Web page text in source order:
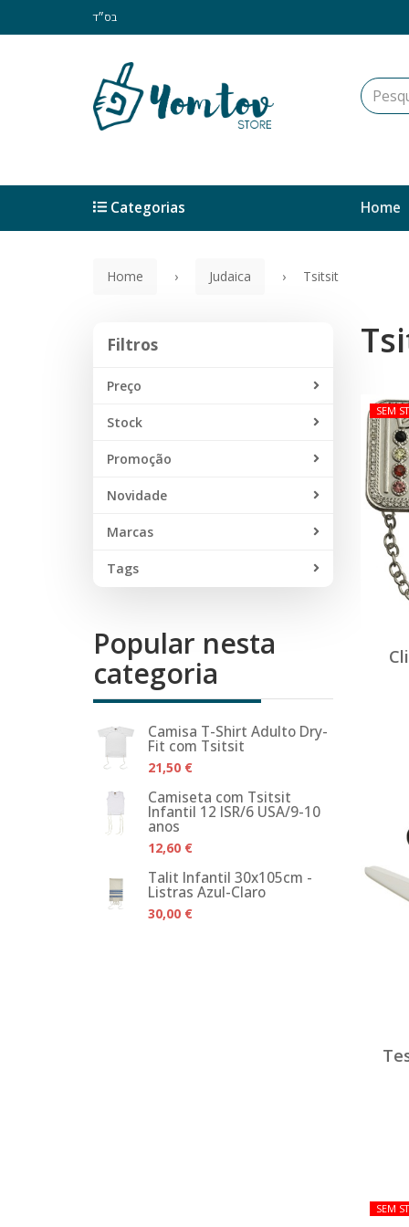
בס״ד
Home
Categorias
Home Judaica Tsitsit
Filtros
Preço
Stock
Promoção
Novidade
Marcas
Tags
Popular nesta
categoria
Camisa T-Shirt Adulto Dry-
Fit com Tsitsit
21,50 €
Camiseta com Tsitsit
Infantil 12 ISR/6 USA/9-10
anos
12,60 €
Talit Infantil 30x105cm -
Listras Azul-Claro
30,00 €
SEM
SEM